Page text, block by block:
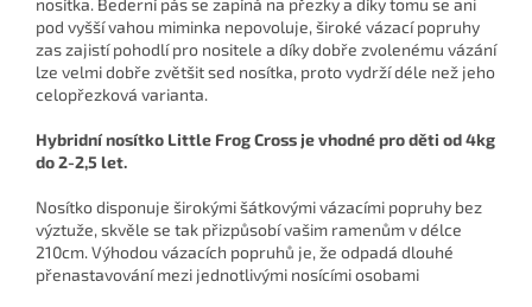
pod vyšší vahou miminka nepovoluje, široké vázací popruhy
zas zajistí pohodlí pro nositele a díky dobře zvolenému vázání
lze velmi dobře zvětšit sed nosítka, proto vydrží déle než jeho
celopřezková varianta.
Hybridní nosítko Little Frog Cross je vhodné pro děti od 4kg
do 2-2,5 let.
Nosítko disponuje širokými šátkovými vázacími popruhy bez
výztuže, skvěle se tak přizpůsobí vašim ramenům v délce
210cm. Výhodou vázacích popruhů je, že odpadá dlouhé
přenastavování mezi jednotlivými nosícími osobami